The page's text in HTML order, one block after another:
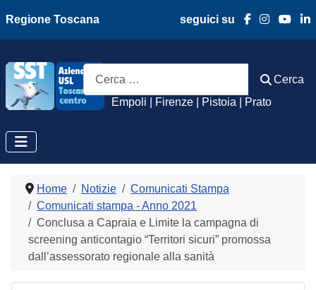
Regione Toscana seguici su
Azienda Usl
Empoli | Firenze | Pistoia | Prato
Cerca
Cerca
Home Notizie
Comunicati Stampa
Comunicati stampa - Anno 2021
Conclusa a Capraia e Limite la campagna di
screening anticontagio “Territori sicuri” promossa
dall’assessorato regionale alla sanità